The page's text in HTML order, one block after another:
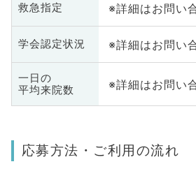
救急指定 ※詳細はお問い
学会認定状況 ※詳細はお問い
一日の
平均来院数
※詳細はお問い
応募方法・ご利用の流れ